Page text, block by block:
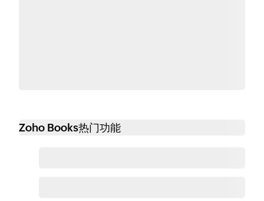
Zoho Books热门功能